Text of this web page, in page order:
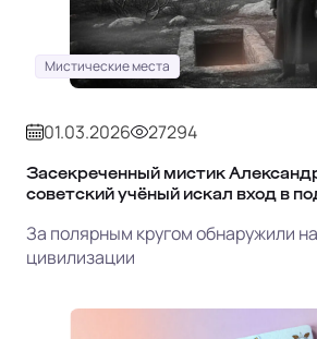
Мистические места
01.03.2026 27294
Засекреченный мистик
советский учёный искал вход в
За полярным кругом обнаружили
цивилизации